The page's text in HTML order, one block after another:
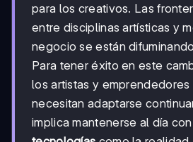
para los creativos. Las
entre disciplinas artísticas y
negocio se están
Para tener éxito en este
los artistas y emprendedores
necesitan adaptarse
implica mantenerse al día